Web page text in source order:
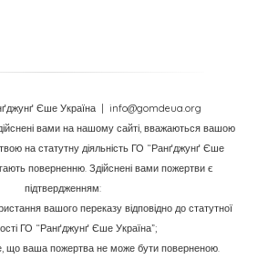
Єше Україна
| info@gomdeua.org
вами на нашому сайті, вважаються вашою
на статутну діяльність ГО “Ранґджунґ Єше
поверненню. Здійснені вами пожертви є
підтвердженням:
вашого переказу відповідно до статутної
ГО “Ранґджунґ Єше Україна”;
що ваша пожертва не може бути поверненою.